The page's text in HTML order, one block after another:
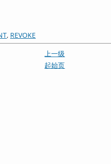
, REVOKE
上一级
起始页